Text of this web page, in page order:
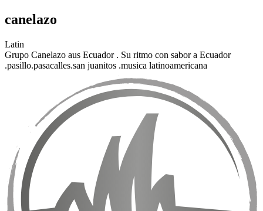
canelazo
Latin
Grupo Canelazo aus Ecuador . Su ritmo con sabor a Ecuador
.pasillo.pasacalles.san juanitos .musica latinoamericana